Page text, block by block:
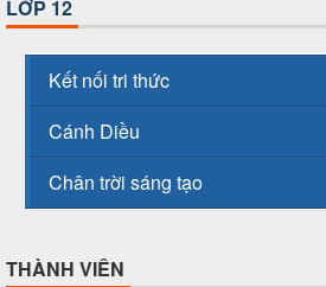
LỚP 12
Kết nối tri thức
Cánh Diều
Chân trời sáng tạo
THÀNH VIÊN